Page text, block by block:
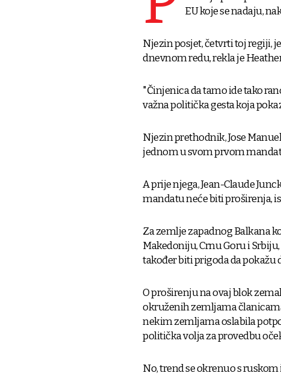
EU koje se nadaju,
Njezin posjet, četvrti toj regiji,
dnevnom redu, rekla je
"Činjenica da tamo ide tako
važna politička gesta koja
Njezin prethodnik, Jose
jednom u svom prvom
A prije njega, Jean-Claude
mandatu neće biti proširenja,
Za zemlje zapadnog Balkana
Makedoniju, Crnu Goru i
također biti prigoda da pokažu
O proširenju na ovaj blok
okruženih zemljama
nekim zemljama oslabila
politička volja za provedbu
No, trend se okrenuo s